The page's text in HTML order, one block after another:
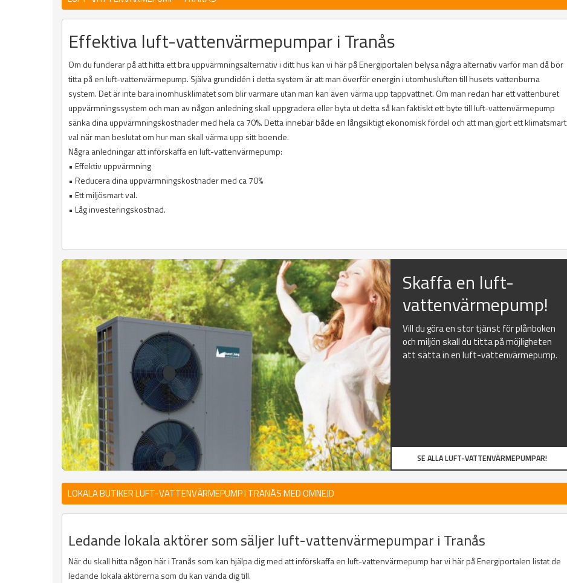
Effektiva luft-vattenvärmepumpar i Tranås
Om du funderar på att hitta ett bra uppvärmningsalternativ i ditt hus kan vi här på Energiportalen belysa några alternativ varför man då bör
titta på en luft-vattenvärmepump. Själva grundidén i detta system är att man överför energin i utomhusluften till husets vattenburna
system. Det är inte bara inomhusklimatet som blir varmare utan man kan även värma upp tappvattnet. Om man redan har ett vattenburet
uppvärmningssystem och man av någon anledning skall uppgradera eller byta ut detta så kan faktiskt ett byte till luft-vattenvärmepump
sänka dina uppvärmningskostnader med hela ca 70%. Detta innebär både en långsiktigt ekonomisk fördel och att man gjort ett klimatsmart
val när man beslutat om hur man skall värma upp sitt boende.
Några anledningar att införskaffa en luft-vattenvärmepump:
• Effektiv uppvärmning
• Reducera dina uppvärmningskostnader med ca 70%
• Ett miljösmart val.
• Låg investeringskostnad.
Skaffa en luft-
vattenvärmepump!
Vill du göra en stor tjänst för plånboken
och miljön skall du titta på möjligheten
att sätta in en luft-vattenvärmepump.
SE ALLA LUFT-VATTENVÄRMEPUMPAR!
LOKALA BUTIKER LUFT-VATTENVÄRMEPUMP I TRANÅS MED OMNEJD
Ledande lokala aktörer som säljer luft-vattenvärmepumpar i Tranås
När du skall hitta någon här i Tranås som kan hjälpa dig med att införskaffa en luft-vattenvärmepump har vi här på Energiportalen listat de
ledande lokala aktörerna som du kan vända dig till.